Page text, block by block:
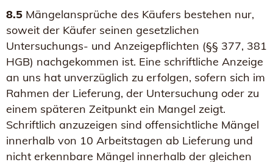
8.5 Mängelansprüche des Käufers bestehen nur,
soweit der Käufer seinen gesetzlichen
Untersuchungs- und Anzeigepflichten (§§ 377, 381
HGB) nachgekommen ist. Eine schriftliche Anzeige
an uns hat unverzüglich zu erfolgen, sofern sich im
Rahmen der Lieferung, der Untersuchung oder zu
einem späteren Zeitpunkt ein Mangel zeigt.
Schriftlich anzuzeigen sind offensichtliche Mängel
innerhalb von 10 Arbeitstagen ab Lieferung und
nicht erkennbare Mängel innerhalb der gleichen